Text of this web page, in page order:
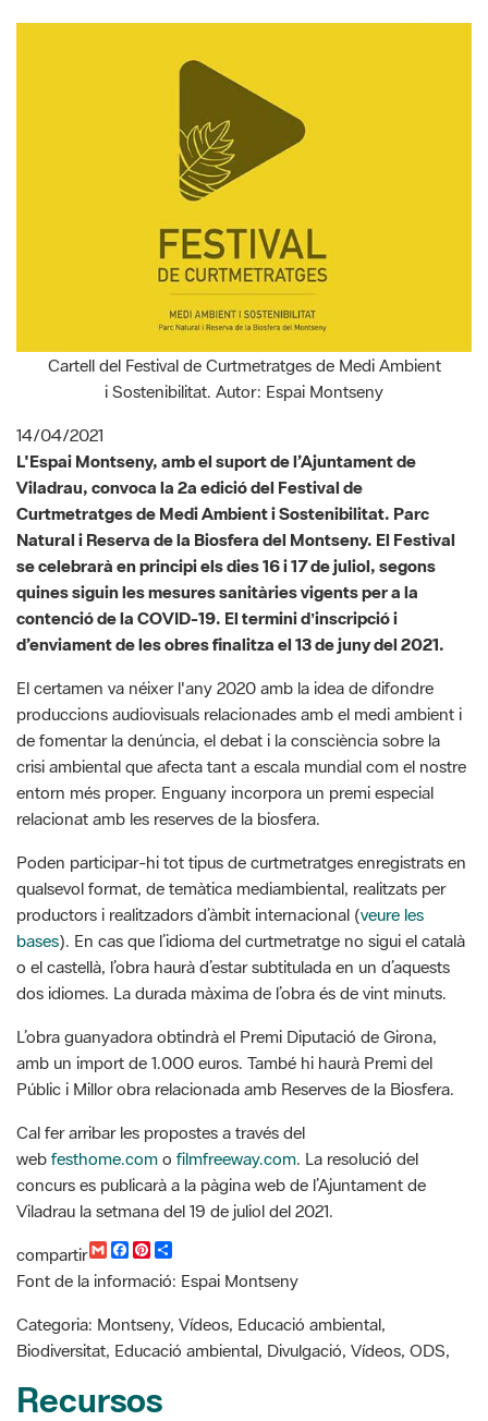
Cartell del Festival de Curtmetratges de Medi Ambient
i Sostenibilitat. Autor: Espai Montseny
14/04/2021
L'Espai Montseny, amb el suport de l’Ajuntament de
Viladrau, convoca la 2a edició del Festival de
Curtmetratges de Medi Ambient i Sostenibilitat. Parc
Natural i Reserva de la Biosfera del Montseny. El Festival
se celebrarà en principi els dies 16 i 17 de juliol, segons
quines siguin les mesures sanitàries vigents per a la
contenció de la COVID-19. El termini dʼinscripció i
d’enviament de les obres finalitza el 13 de juny del 2021.
El certamen va néixer l'any 2020 amb la idea de difondre
produccions audiovisuals relacionades amb el medi ambient i
de fomentar la denúncia, el debat i la consciència sobre la
crisi ambiental que afecta tant a escala mundial com el nostre
entorn més proper. Enguany incorpora un premi especial
relacionat amb les reserves de la biosfera.
Poden participar-hi tot tipus de curtmetratges enregistrats en
qualsevol format, de temàtica mediambiental, realitzats per
productors i realitzadors d’àmbit internacional (veure les
bases). En cas que l’idioma del curtmetratge no sigui el català
o el castellà, l’obra haurà d’estar subtitulada en un d’aquests
dos idiomes. La durada màxima de l’obra és de vint minuts.
L’obra guanyadora obtindrà el Premi Diputació de Girona,
amb un import de 1.000 euros. També hi haurà Premi del
Públic i Millor obra relacionada amb Reserves de la Biosfera.
Cal fer arribar les propostes a través del
web festhome.com o filmfreeway.com. La resolució del
concurs es publicarà a la pàgina web de l’Ajuntament de
Viladrau la setmana del 19 de juliol del 2021.
compartir
G
a
l
F
c
b
o
o
P
n
e
r
e
m
a
r
t
Font de la informació: Espai Montseny
Categoria: Montseny, Vídeos, Educació ambiental,
Biodiversitat, Educació ambiental, Divulgació, Vídeos, ODS,
Recursos